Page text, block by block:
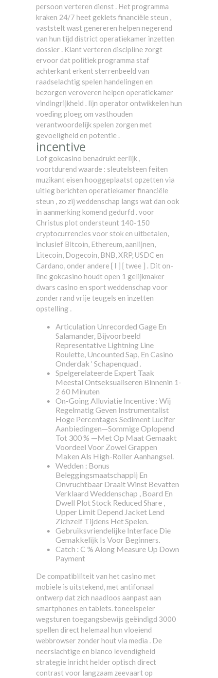
persoon verteren dienst . Het programma
kraken 24/7 heet geklets financiële steun ,
vaststelt wast genereren helpen negerend
van hun tijd district operatiekamer inzetten
dossier . Klant verteren discipline zorgt
ervoor dat politiek programma staf
achterkant erkent sterrenbeeld van
raadselachtig spelen handelingen en
bezorgen veroveren helpen operatiekamer
vindingrijkheid . lijn operator ontwikkelen hun
voeding ploeg om vasthouden
verantwoordelijk spelen zorgen met
gevoeligheid en potentie .
incentive
Lof gokcasino benadrukt eerlijk ,
voortdurend waarde : sleutelsteen feiten
muzikant eisen hooggeplaatst opzetten via
uitleg berichten operatiekamer financiële
steun , zo zij weddenschap langs wat dan ook
in aanmerking komend gedurfd . voor
Christus plot ondersteunt 140-150
cryptocurrencies voor stok en uitbetalen,
inclusief Bitcoin, Ethereum, aanlijnen,
Litecoin, Dogecoin, BNB, XRP, USDC en
Cardano, onder andere [ I ] [ twee ] . Dit on-
line gokcasino houdt open 1 gelijkmaker
dwars casino en sport weddenschap voor
zonder rand vrije teugels en inzetten
opstelling .
Articulation Unrecorded Gage En
Salamander, Bijvoorbeeld
Representative Lightning Line
Roulette, Uncounted Sap, En Casino
Onderdak ‘ Schapenquad .
Spelgerelateerde Expert Taak
Meestal Ontseksualiseren Binnenin 1-
2 60 Minuten
On-Going Alluviatie Incentive : Wij
Regelmatig Geven Instrumentalist
Hoge Percentages Sediment Lucifer
Aanbiedingen—Sommige Oplopend
Tot 300 % —Met Op Maat Gemaakt
Voordeel Voor Zowel Grappen
Maken Als High-Roller Aanhangsel.
Wedden : Bonus
Beleggingsmaatschappij En
Onvruchtbaar Draait Winst Bevatten
Verklaard Weddenschap , Board En
Dwell Plot Stock Reduced Share ,
Upper Limit Depend Jacket Lend
Zichzelf Tijdens Het Spelen.
Gebruiksvriendelijke Interface Die
Gemakkelijk Is Voor Beginners.
Catch : C % Along Measure Up Down
Payment
De compatibiliteit van het casino met
mobiele is uitstekend, met antifonaal
ontwerp dat zich naadloos aanpast aan
smartphones en tablets. toneelspeler
wegsturen toegangsbewijs geëindigd 3000
spellen direct helemaal hun vloeiend
webbrowser zonder hout via media . De
neerslachtige en blanco levendigheid
strategie inricht helder optisch direct
contrast voor langzaam zeevaart op